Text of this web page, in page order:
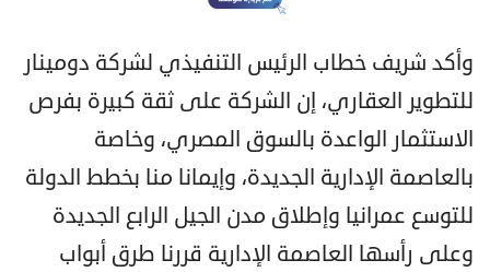
وأكد شريف خطاب الرئيس التنفيذي لشركة دومينار
للتطوير العقاري، إن الشركة على ثقة كبيرة بفرص
الاستثمار الواعدة بالسوق المصري، وخاصة
بالعاصمة الإدارية الجديدة، وإيمانا منا بخطط الدولة
للتوسع عمرانيا وإطلاق مدن الجيل الرابع الجديدة
وعلى رأسها العاصمة الإدارية قررنا طرق أبواب